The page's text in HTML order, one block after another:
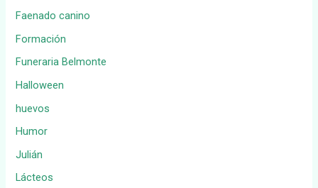
Faenado canino
Formación
Funeraria Belmonte
Halloween
huevos
Humor
Julián
Lácteos